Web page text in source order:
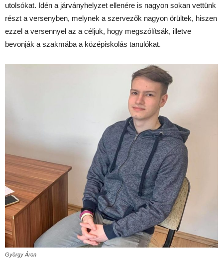
utolsókat. Idén a járványhelyzet ellenére is nagyon sokan vettünk
részt a versenyben, melynek a szervezők nagyon örültek, hiszen
ezzel a versennyel az a céljuk, hogy megszólítsák, illetve
bevonják a szakmába a középiskolás tanulókat.
György Áron